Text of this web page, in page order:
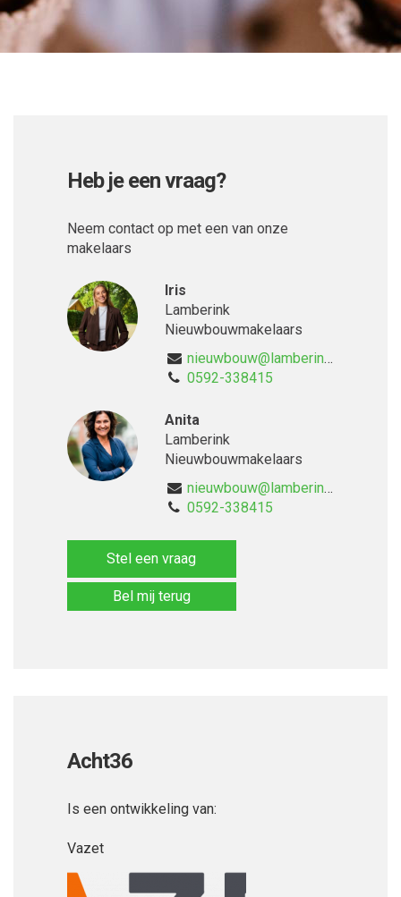
Heb je een vraag?
Neem contact op met een van onze
makelaars
Iris
Lamberink
Nieuwbouwmakelaars
nieuwbouw@lamberink.nl
0592-338415
Anita
Lamberink
Nieuwbouwmakelaars
nieuwbouw@lamberink.nl
0592-338415
Stel een vraag
Bel mij terug
Acht36
Is een ontwikkeling van:
Vazet